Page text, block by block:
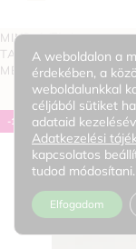
MIND A(Z) 4
TALÁLAT
MEGJELENÍTVE
-12%
A weboldalon a
érdekében, a
weboldalunkkal
céljából sütiket
adataid
Adatkezelési
kapcsolatos
tudod módosítani.
Elfogadom